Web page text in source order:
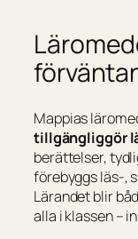
Mappias
tillgängliggör
berättelser,
förebyggs läs-,
Lärandet blir
alla i klassen –